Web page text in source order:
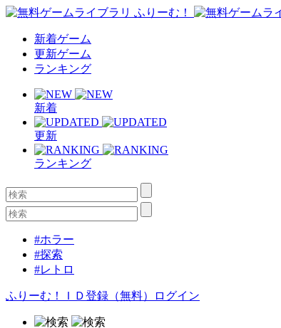
新着ゲーム
更新ゲーム
ランキング
新着
更新
ランキング
#ホラー
#探索
#レトロ
ふりーむ！ＩＤ登録（無料） ログイン